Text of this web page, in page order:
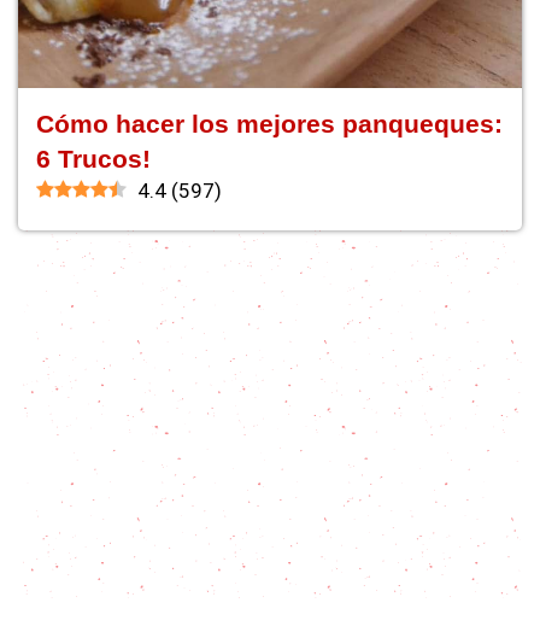
Cómo hacer los mejores panqueques:
6 Trucos!
4.4 (597)